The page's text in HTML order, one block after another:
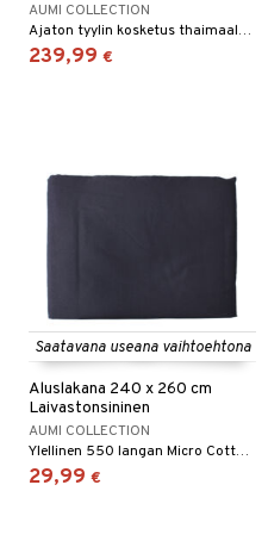
AUMI COLLECTION
Ajaton tyylin kosketus thaimaalaisella matolla.
239,99 €
Saatavana useana vaihtoehtona
Aluslakana 240 x 260 cm
Laivastonsininen
AUMI COLLECTION
Ylellinen 550 langan Micro Cotton -kuminauhalakana.
29,99 €